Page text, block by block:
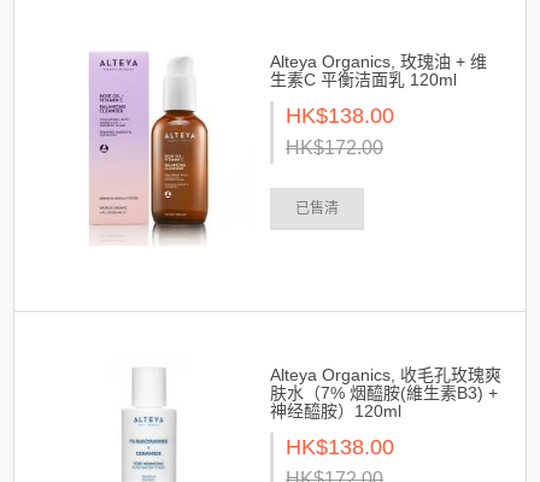
Alteya Organics, 玫瑰油 + 维
生素C 平衡洁面乳 120ml
HK$138.00
HK$172.00
已售清
Alteya Organics, 收毛孔玫瑰爽
肤水（7% 烟醯胺(維生素B3) +
神经醯胺）120ml
HK$138.00